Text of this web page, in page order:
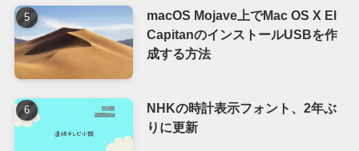
macOS Mojave上でMac OS X El
CapitanのインストールUSBを作
成する方法
NHKの時計表示フォント、2年ぶ
りに更新